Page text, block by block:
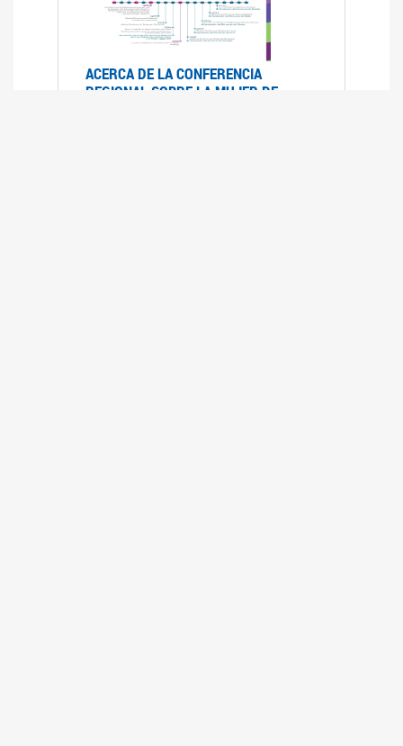
ACERCA DE LA CONFERENCIA
REGIONAL SOBRE LA MUJER DE